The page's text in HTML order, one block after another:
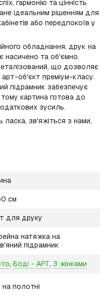
гармонію та цінність
ідеальним рішенням для
або передпокоїв у
обладнання, друк на
насичено та об'ємно.
що дозволяє
арт-об'єкт преміум-класу.
підрамник забезпечує
тому картина готова до
зусиль.
ласка, зв'яжіться з нами,
см
для друку
натяжка на
підрамник
, Боді - АРТ, З жінками
полотні